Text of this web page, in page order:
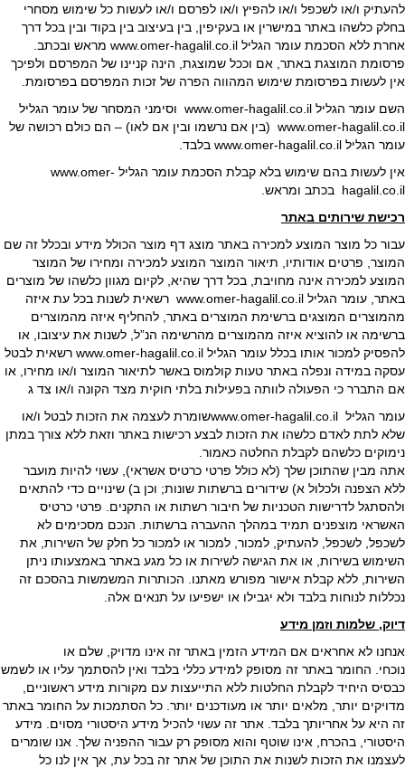
להעתיק ו/או לשכפל ו/או להפיץ ו/או לפרסם ו/או לעשות כל שימוש מסחרי
בחלק כלשהו באתר במישרין או בעקיפין, בין בעיצוב בין בקוד ובין בכל דרך
אחרת ללא הסכמת עומר הגליל www.omer-hagalil.co.il מראש ובכתב.
פרסומת המוצגת באתר, אם וככל שמוצגת, הינה קניינו של המפרסם ולפיכך
אין לעשות בפרסומת שימוש המהווה הפרה של זכות המפרסם בפרסומת.
השם עומר הגליל www.omer-hagalil.co.il וסימני המסחר של עומר הגליל
www.omer-hagalil.co.il (בין אם נרשמו ובין אם לאו) – הם כולם רכושה של
עומר הגליל www.omer-hagalil.co.il בלבד.
אין לעשות בהם שימוש בלא קבלת הסכמת עומר הגליל www.omer-
hagalil.co.il בכתב ומראש.
רכישת שירותים באתר
עבור כל מוצר המוצע למכירה באתר מוצג דף מוצר הכולל מידע ובכלל זה שם
המוצר, פרטים אודותיו, תיאור המוצר המוצע למכירה ומחירו של המוצר
המוצע למכירה אינה מחויבת, בכל דרך שהיא, לקיום מגוון כלשהו של מוצרים
באתר, עומר הגליל www.omer-hagalil.co.il רשאית לשנות בכל עת איזה
מהמוצרים המוצגים ברשימת המוצרים באתר, להחליף איזה מהמוצרים
ברשימה או להוציא איזה מהמוצרים מהרשימה הנ”ל, לשנות את עיצובו, או
להפסיק למכור אותו בכלל עומר הגליל www.omer-hagalil.co.il רשאית לבטל
עסקה במידה ונפלה באתר טעות קולמוס באשר לתיאור המוצר ו/או מחירו, או
אם התברר כי הפעולה לוותה בפעילות בלתי חוקית מצד הקונה ו/או צד ג
עומר הגליל www.omer-hagalil.co.ilשומרת לעצמה את הזכות לבטל ו/או
שלא לתת לאדם כלשהו את הזכות לבצע רכישות באתר וזאת ללא צורך במתן
נימוקים כלשהם לקבלת החלטה כאמור.
אתה מבין שהתוכן שלך (לא כולל פרטי כרטיס אשראי), עשוי להיות מועבר
ללא הצפנה ולכלול א) שידורים ברשתות שונות; וכן ב) שינויים כדי להתאים
ולהסתגל לדרישות הטכניות של חיבור רשתות או התקנים. פרטי כרטיס
האשראי מוצפנים תמיד במהלך ההעברה ברשתות. הנכם מסכימים לא
לשכפל, לשכפל, להעתיק, למכור, למכור או למכור כל חלק של השירות, את
השימוש בשירות, או את הגישה לשירות או כל מגע באתר באמצעותו ניתן
השירות, ללא קבלת אישור מפורש מאתנו. הכותרות המשמשות בהסכם זה
נכללות לנוחות בלבד ולא יגבילו או ישפיעו על תנאים אלה.
דיוק, שלמות וזמן מידע
אנחנו לא אחראים אם המידע הזמין באתר זה אינו מדויק, שלם או
נוכחי. החומר באתר זה מסופק למידע כללי בלבד ואין להסתמך עליו או לשמש
כבסיס היחיד לקבלת החלטות ללא התייעצות עם מקורות מידע ראשוניים,
מדויקים יותר, מלאים יותר או מעודכנים יותר. כל הסתמכות על החומר באתר
זה היא על אחריותך בלבד. אתר זה עשוי להכיל מידע היסטורי מסוים. מידע
היסטורי, בהכרח, אינו שוטף והוא מסופק רק עבור ההפניה שלך. אנו שומרים
לעצמנו את הזכות לשנות את התוכן של אתר זה בכל עת, אך אין לנו כל